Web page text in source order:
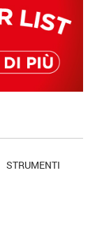
STRUMENTI